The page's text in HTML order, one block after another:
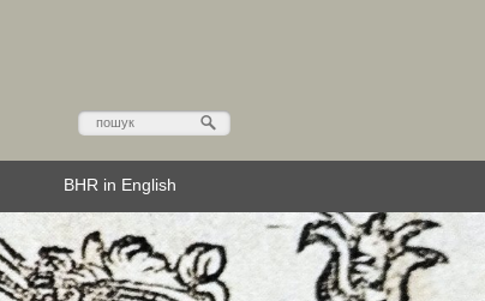
BHR in English